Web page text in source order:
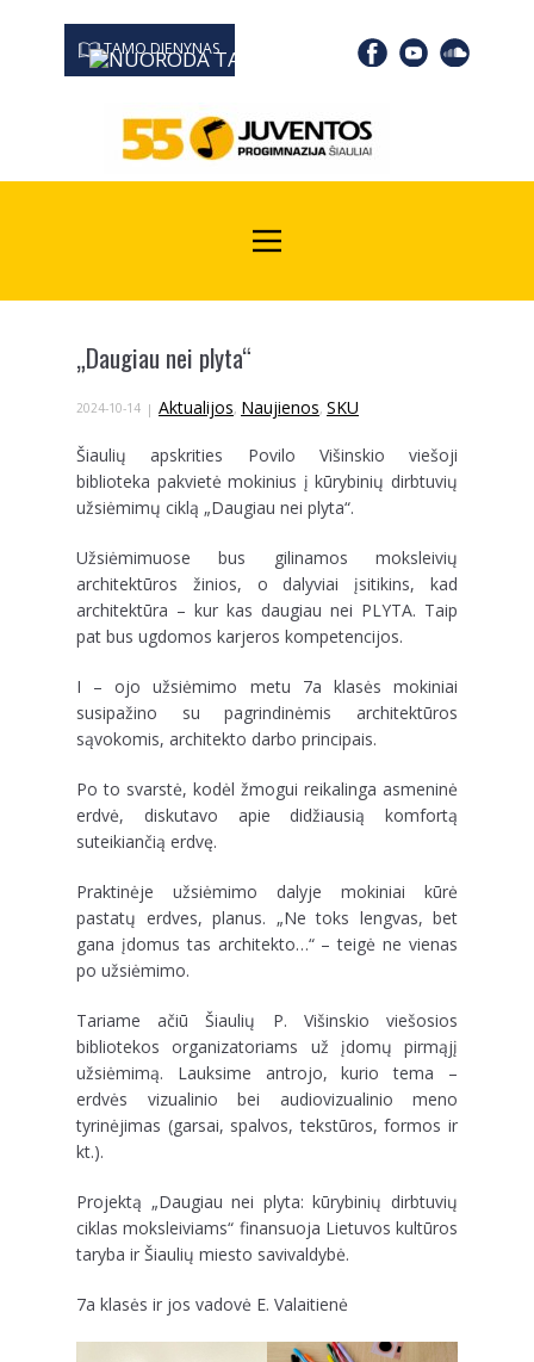
TAMO DIENYNAS
0667 19366
„Daugiau nei plyta“
2024-10-14 Aktualijos, Naujienos, SKU
Šiaulių apskrities Povilo Višinskio viešoji
biblioteka pakvietė mokinius į kūrybinių dirbtuvių
užsiėmimų ciklą „Daugiau nei plyta“.
Užsiėmimuose bus gilinamos moksleivių
architektūros žinios, o dalyviai įsitikins, kad
architektūra – kur kas daugiau nei PLYTA. Taip
pat bus ugdomos karjeros kompetencijos.
I –ojo užsiėmimo metu 7a klasės mokiniai
susipažino su pagrindinėmis architektūros
sąvokomis, architekto darbo principais.
Po to svarstė, kodėl žmogui reikalinga asmeninė
erdvė, diskutavo apie didžiausią komfortą
suteikiančią erdvę.
Praktinėje užsiėmimo dalyje mokiniai kūrė
pastatų erdves, planus. „Ne toks lengvas, bet
gana įdomus tas architekto…“ – teigė ne vienas
po užsiėmimo.
Tariame ačiū Šiaulių P. Višinskio viešosios
bibliotekos organizatoriams už įdomų pirmąjį
užsiėmimą. Lauksime antrojo, kurio tema –
erdvės vizualinio bei audiovizualinio meno
tyrinėjimas (garsai, spalvos, tekstūros, formos ir
kt.).
Projektą „Daugiau nei plyta: kūrybinių dirbtuvių
ciklas moksleiviams“ finansuoja Lietuvos kultūros
taryba ir Šiaulių miesto savivaldybė.
7a klasės ir jos vadovė E. Valaitienė